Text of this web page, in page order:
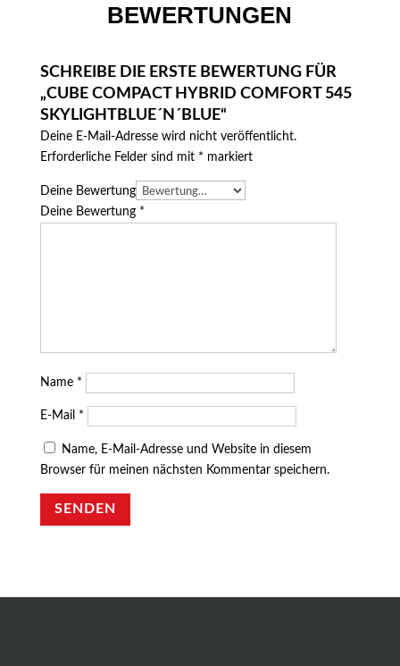
BEWERTUNGEN
SCHREIBE DIE ERSTE BEWERTUNG FÜR
„CUBE COMPACT HYBRID COMFORT 545
SKYLIGHTBLUE´N´BLUE“
Deine E-Mail-Adresse wird nicht veröffentlicht.
Erforderliche Felder sind mit * markiert
Deine Bewertung
Deine Bewertung *
Name *
E-Mail *
Name, E-Mail-Adresse und Website in diesem
Browser für meinen nächsten Kommentar speichern.
SENDEN